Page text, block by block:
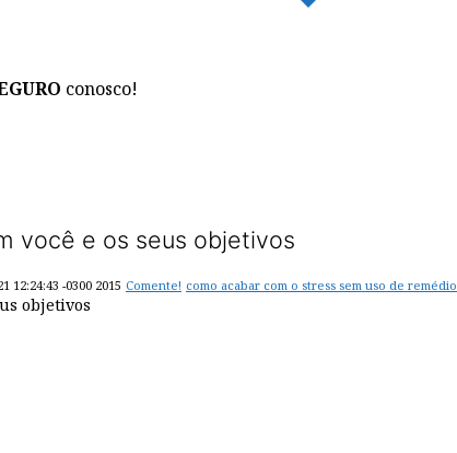
conosco!
você e os seus objetivos
12:24:43 -0300 2015 Comente! como acabar com o stress sem uso de remédio